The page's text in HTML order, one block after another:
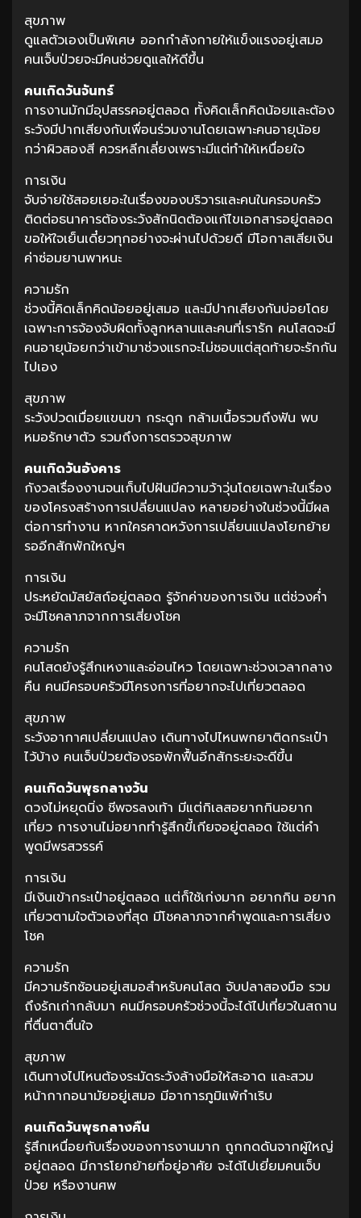
สุขภาพ
ดูแลตัวเองเป็นพิเศษ ออกกำลังกายให้แข็งแรงอยู่เสมอ
คนเจ็บป่วยจะมีคนช่วยดูแลให้ดีขึ้น
คนเกิดวันจันทร์
การงานมักมีอุปสรรคอยู่ตลอด ทั้งคิดเล็กคิดน้อยและต้อง
ระวังมีปากเสียงกับเพื่อนร่วมงานโดยเฉพาะคนอายุน้อย
กว่าผิวสองสี ควรหลีกเลี่ยงเพราะมีแต่ทำให้เหนื่อยใจ
การเงิน
จับจ่ายใช้สอยเยอะในเรื่องของบริวารและคนในครอบครัว
ติดต่อธนาคารต้องระวังสักนิดต้องแก้ไขเอกสารอยู่ตลอด
ขอให้ใจเย็นเดี๋ยวทุกอย่างจะผ่านไปด้วยดี มีโอกาสเสียเงิน
ค่าซ่อมยานพาหนะ
ความรัก
ช่วงนี้คิดเล็กคิดน้อยอยู่เสมอ และมีปากเสียงกันบ่อยโดย
เฉพาะการจ้องจับผิดทั้งลูกหลานและคนที่เรารัก คนโสดจะมี
คนอายุน้อยกว่าเข้ามาช่วงแรกจะไม่ชอบแต่สุดท้ายจะรักกัน
ไปเอง
สุขภาพ
ระวังปวดเมื่อยแขนขา กระดูก กล้ามเนื้อรวมถึงฟัน พบ
หมอรักษาตัว รวมถึงการตรวจสุขภาพ
คนเกิดวันอังคาร
กังวลเรื่องงานจนเก็บไปฝันมีความว้าวุ่นโดยเฉพาะในเรื่อง
ของโครงสร้างการเปลี่ยนแปลง หลายอย่างในช่วงนี้มีผล
ต่อการทำงาน หากใครคาดหวังการเปลี่ยนแปลงโยกย้าย
รออีกสักพักใหญ่ๆ
การเงิน
ประหยัดมัสยัสถ์อยู่ตลอด รู้จักค่าของการเงิน แต่ช่วงค่ำ
จะมีโชคลาภจากการเสี่ยงโชค
ความรัก
คนโสดยังรู้สึกเหงาและอ่อนไหว โดยเฉพาะช่วงเวลากลาง
คืน คนมีครอบครัวมีโครงการที่อยากจะไปเที่ยวตลอด
สุขภาพ
ระวังอากาศเปลี่ยนแปลง เดินทางไปไหนพกยาติดกระเป๋า
ไว้บ้าง คนเจ็บป่วยต้องรอพักฟื้นอีกสักระยะจะดีขึ้น
คนเกิดวันพุธกลางวัน
ดวงไม่หยุดนิ่ง ชีพจรลงเท้า มีแต่กิเลสอยากกินอยาก
เที่ยว การงานไม่อยากทำรู้สึกขี้เกียจอยู่ตลอด ใช้แต่คำ
พูดมีพรสวรรค์
การเงิน
มีเงินเข้ากระเป๋าอยู่ตลอด แต่ก็ใช้เก่งมาก อยากกิน อยาก
เที่ยวตามใจตัวเองที่สุด มีโชคลาภจากคำพูดและการเสี่ยง
โชค
ความรัก
มีความรักซ้อนอยู่เสมอสำหรับคนโสด จับปลาสองมือ รวม
ถึงรักเก่ากลับมา คนมีครอบครัวช่วงนี้จะได้ไปเที่ยวในสถาน
ที่ตื่นตาตื่นใจ
สุขภาพ
เดินทางไปไหนต้องระมัดระวังล้างมือให้สะอาด และสวม
หน้ากากอนามัยอยู่เสมอ มีอาการภูมิแพ้กำเริบ
คนเกิดวันพุธกลางคืน
รู้สึกเหนื่อยกับเรื่องของการงานมาก ถูกกดดันจากผู้ใหญ่
อยู่ตลอด มีการโยกย้ายที่อยู่อาศัย จะได้ไปเยี่ยมคนเจ็บ
ป่วย หรืองานศพ